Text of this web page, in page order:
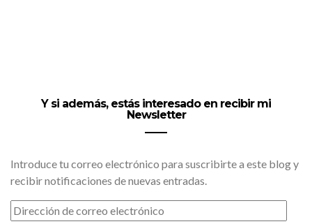
Y si además, estás interesado en recibir mi
Newsletter
Introduce tu correo electrónico para suscribirte a este blog y
recibir notificaciones de nuevas entradas.
DIRECCIÓN
DE